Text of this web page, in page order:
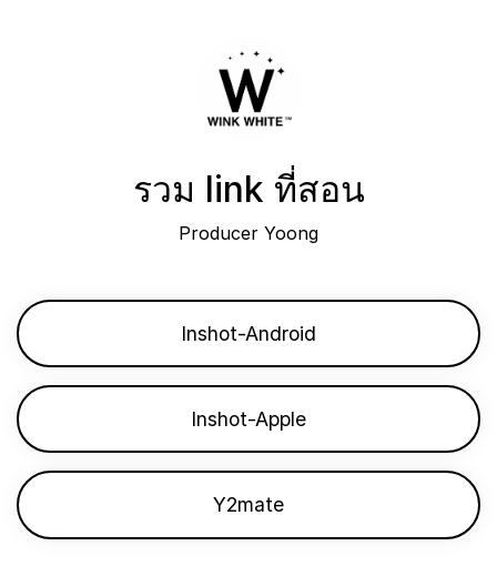
รวม link ที่สอน
Producer Yoong
Inshot-Android
Inshot-Apple
Y2mate